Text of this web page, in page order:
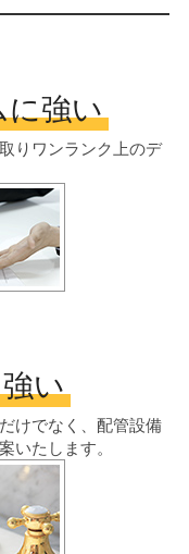
強い
り ワンランク上のデ
い
けでなく、配管設備
いたします。